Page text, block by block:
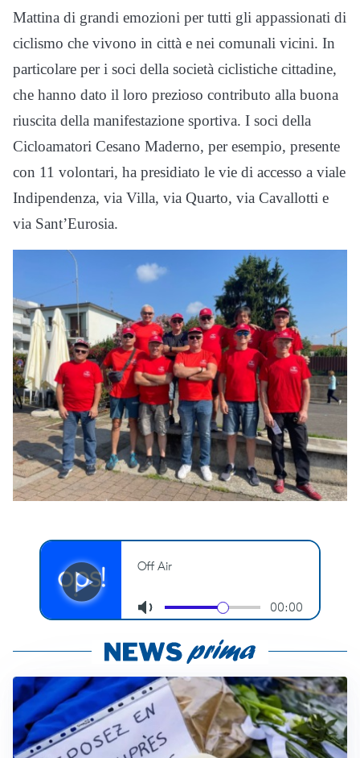
Mattina di grandi emozioni per tutti gli appassionati di
ciclismo che vivono in città e nei comunali vicini. In
particolare per i soci della società ciclistiche cittadine,
che hanno dato il loro prezioso contributo alla buona
riuscita della manifestazione sportiva. I soci della
Cicloamatori Cesano Maderno, per esempio, presente
con 11 volontari, ha presidiato le vie di accesso a viale
Indipendenza, via Villa, via Quarto, via Cavallotti e
via Sant’Eurosia.